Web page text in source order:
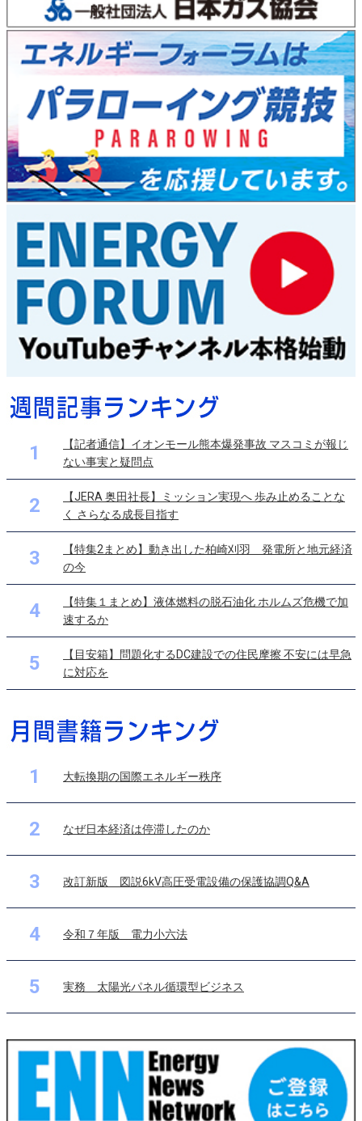
1
【記者通信】イオンモール熊本爆発事故 マスコミが報じ
ない事実と疑問点
2
【JERA 奥田社長】ミッション実現へ 歩み止めることな
く さらなる成長目指す
3
【特集2まとめ】動き出した柏崎刈羽 発電所と地元経済
の今
4
【特集１まとめ】液体燃料の脱石油化 ホルムズ危機で加
速するか
5
【目安箱】問題化するDC建設での住民摩擦 不安には早急
に対応を
1 大転換期の国際エネルギー秩序
2 なぜ日本経済は停滞したのか
3 改訂新版 図説6kV高圧受電設備の保護協調Q&A
4 令和７年版 電力小六法
5 実務 太陽光パネル循環型ビジネス